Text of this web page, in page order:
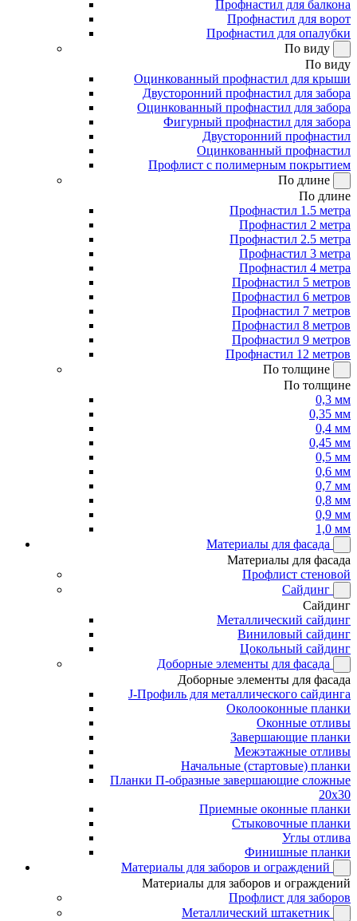
Профнастил для балкона
Профнастил для ворот
Профнастил для опалубки
По виду
По виду
Оцинкованный профнастил для крыши
Двусторонний профнастил для забора
Оцинкованный профнастил для забора
Фигурный профнастил для забора
Двусторонний профнастил
Оцинкованный профнастил
Профлист с полимерным покрытием
По длине
По длине
Профнастил 1.5 метра
Профнастил 2 метра
Профнастил 2.5 метра
Профнастил 3 метра
Профнастил 4 метра
Профнастил 5 метров
Профнастил 6 метров
Профнастил 7 метров
Профнастил 8 метров
Профнастил 9 метров
Профнастил 12 метров
По толщине
По толщине
0,3 мм
0,35 мм
0,4 мм
0,45 мм
0,5 мм
0,6 мм
0,7 мм
0,8 мм
0,9 мм
1,0 мм
Материалы для фасада
Материалы для фасада
Профлист стеновой
Сайдинг
Сайдинг
Металлический сайдинг
Виниловый сайдинг
Цокольный сайдинг
Доборные элементы для фасада
Доборные элементы для фасада
J-Профиль для металлического сайдинга
Околооконные планки
Оконные отливы
Завершающие планки
Межэтажные отливы
Начальные (стартовые) планки
Планки П-образные завершающие сложные
20x30
Приемные оконные планки
Стыковочные планки
Углы отлива
Финишные планки
Материалы для заборов и ограждений
Материалы для заборов и ограждений
Профлист для заборов
Металлический штакетник